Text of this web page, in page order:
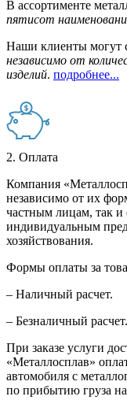
В ассортименте
пятисот
Наши клиенты могут
независимо от
изделий. подробнее...
2. Оплата
Компания
независимо от их
частным лицам, так
индивидуальным
хозяйствования.
Формы оплаты за
– Наличный расчет.
– Безналичный расчет.
При заказе услуги
«Металлосплав»
автомобиля с
по прибытию груза